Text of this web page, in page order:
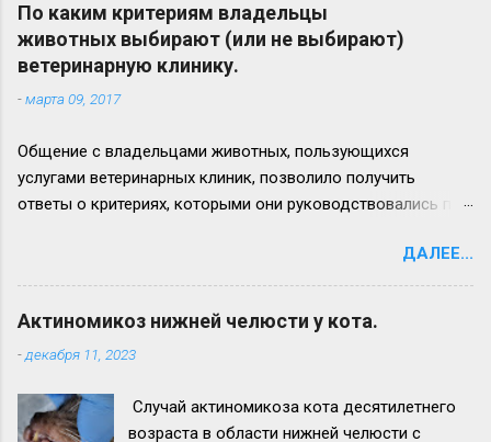
Вид нижней челюсти с левой стороны.
Челюсть увеличена в размере в 2,5 - 3 раза.
Прогноз неблагоприятный. Удачи всем!
По каким критериям владельцы
животных выбирают (или не выбирают)
ветеринарную клинику.
-марта 09, 2017
Общение с владельцами животных, пользующихся
услугами ветеринарных клиник, позволило получить
ответы о критериях, которыми они руководствовались при
приводим ниже: 1. удобное расположение (доступность), 2.
доступные цены на услуги (или/и соотношение цена/
качество обслуживания), 3. наличие квалифицированных
ветеринарных врачей (и/или узкопрофильного
специалиста), 4. рекомендации знакомых, 5. хорошая
автомобилей, 7. совпадение рекламных ожиданий и
ДАЛЕЕ...
Актиномикоз нижней челюсти у кота.
-декабря 11, 2023
Случай актиномикоза кота десятилетнего
возраста в области нижней челюсти с